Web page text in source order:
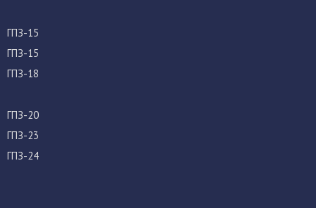
ГПЗ-15
ГПЗ-15
ГПЗ-18
ГПЗ-20
ГПЗ-23
ГПЗ-24